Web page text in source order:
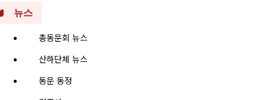
뉴스
총동문회 뉴스
산하단체 뉴스
동문 동정